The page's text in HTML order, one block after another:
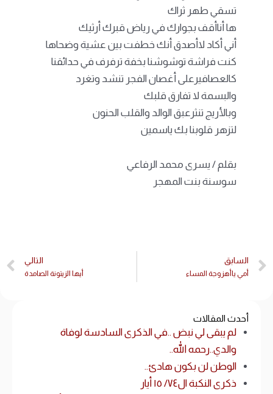
أحدث المقالات
لم يبقى لي نبض ..في الذكرى السادسة لوفاة
والدي..رحمه الله..
الوطن لن بكون هادئ..
ذكرى النكبة ال٧٤/ ١٥ أيار
تسقي طهر ثراك
ها أناأقف بجوارك في رياض قبرك أرثيك
أني أكاد لاأصدق أنك خطفت بين عشية وضحاها
كنت فراشة توشوشنا بخفة ترفرف في حدائقنا
كالعصافيرعلى أغصان الفجر تنشد وتغرد
والبسمة لا تفارق قلبك
وبالأريج تنثرعبق الوالد والقلب الحنون
لتزهر قلوبنا بك ياسمين
بقلم / يسرى محمد الرفاعي
سوسنة بنت المهجر
السابق
أمي ياأهزوجة المساء
التالي
أيها الزيتونة الصامدة